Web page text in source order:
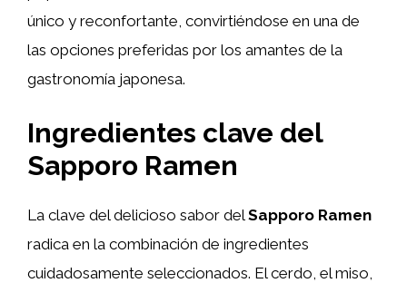
único y reconfortante, convirtiéndose en una de
las opciones preferidas por los amantes de la
gastronomía japonesa.
Ingredientes clave del
Sapporo Ramen
La clave del delicioso sabor delSapporo Ramen
radica en la combinación de ingredientes
cuidadosamente seleccionados. El cerdo, el miso,